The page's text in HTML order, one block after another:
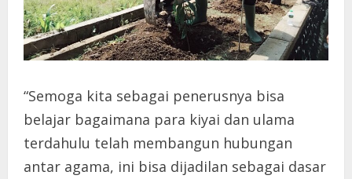
“Semoga kita sebagai penerusnya bisa
belajar bagaimana para kiyai dan ulama
terdahulu telah membangun hubungan
antar agama, ini bisa dijadilan sebagai dasar